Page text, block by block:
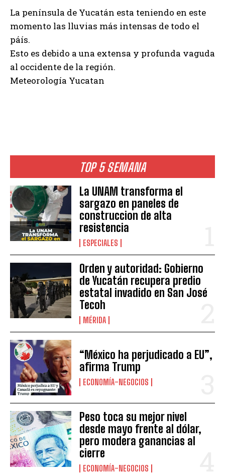
TOP 5 SEMANA
La UNAM transforma el
sargazo en paneles de
construccion de alta
resistencia
ESPECIALES
Orden y autoridad: Gobierno
de Yucatán recupera predio
estatal invadido en San José
Tecoh
MÉRIDA
“México ha perjudicado a EU”,
afirma Trump
ECONOMÍA-NEGOCIOS
Peso toca su mejor nivel
desde mayo frente al dólar,
pero modera ganancias al
cierre
ECONOMÍA-NEGOCIOS
La península de Yucatán esta teniendo en este
momento las lluvias más intensas de todo el
páís.
Esto es debido a una extensa y profunda vaguda
al occidente de la región.
Meteorología Yucatan